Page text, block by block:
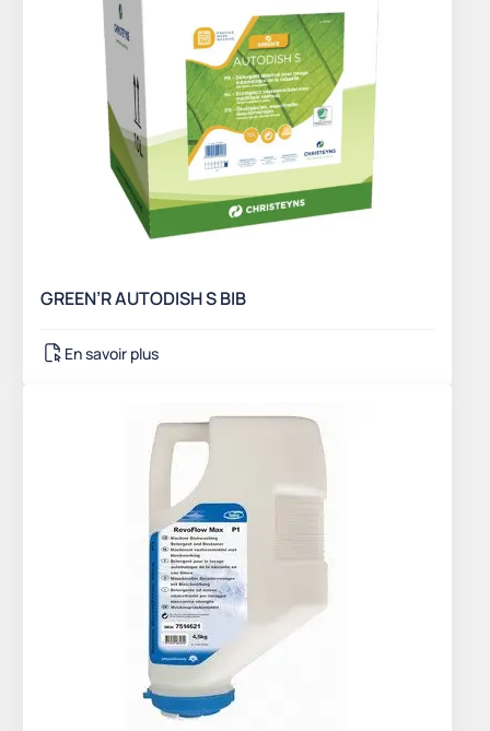
GREEN’R AUTODISH S BIB
En savoir plus